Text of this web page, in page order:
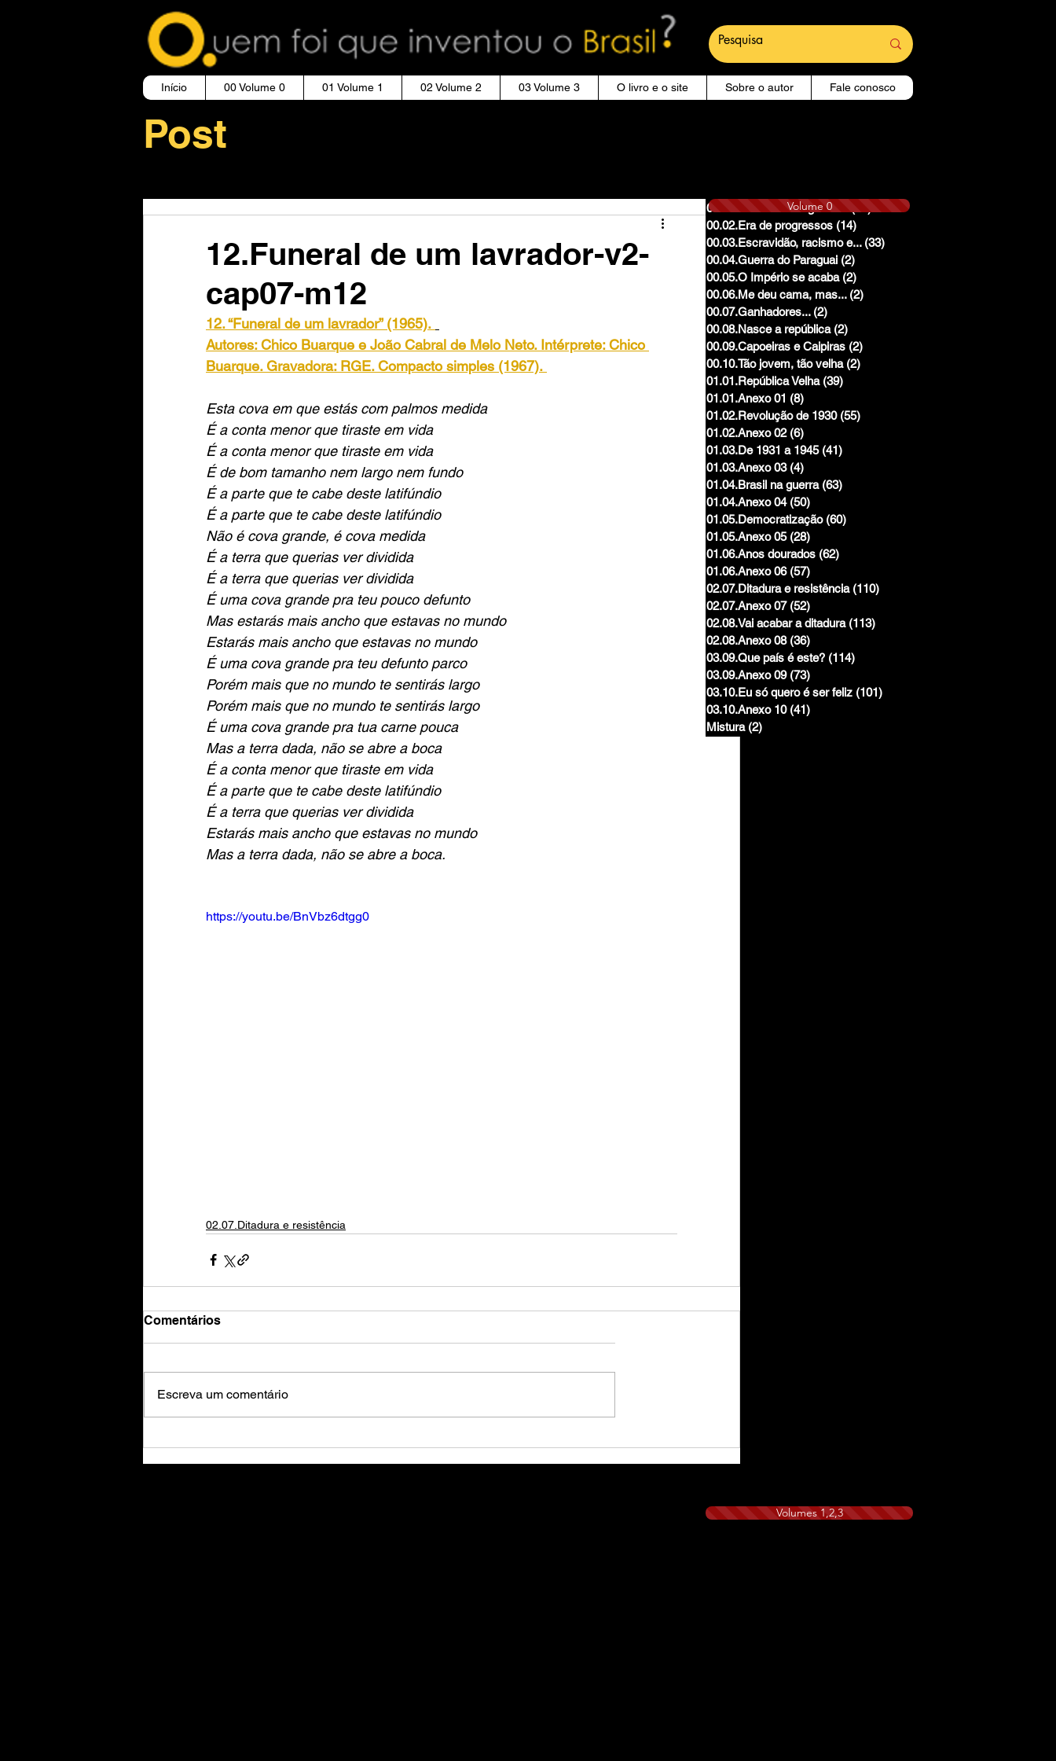
Início 00 Volume 0 01 Volume 1 02 Volume 2 03 Volume 3 O livro e o site Sobre o autor Fale conosco
Post
12.Funeral de um lavrador-v2-
cap07-m12
12. “Funeral de um lavrador” (1965).
Autores: Chico Buarque e João Cabral de Melo Neto. Intérprete: Chico
Buarque. Gravadora: RGE. Compacto simples (1967).
Esta cova em que estás com palmos medida
É a conta menor que tiraste em vida
É a conta menor que tiraste em vida
É de bom tamanho nem largo nem fundo
É a parte que te cabe deste latifúndio
É a parte que te cabe deste latifúndio
Não é cova grande, é cova medida
É a terra que querias ver dividida
É a terra que querias ver dividida
É uma cova grande pra teu pouco defunto
Mas estarás mais ancho que estavas no mundo
Estarás mais ancho que estavas no mundo
É uma cova grande pra teu defunto parco
Porém mais que no mundo te sentirás largo
Porém mais que no mundo te sentirás largo
É uma cova grande pra tua carne pouca
Mas a terra dada, não se abre a boca
É a conta menor que tiraste em vida
É a parte que te cabe deste latifúndio
É a terra que querias ver dividida
Estarás mais ancho que estavas no mundo
Mas a terra dada, não se abre a boca.
https://youtu.be/BnVbz6dtgg0
02.07.Ditadura e resistência
Comentários
Escreva um comentário
00.01.Reinado e Regencias
14 posts
00.02.Era de progressos (14)
00.03.Escravidão, racismo e... (33)
00.04.Guerra do Paraguai (2)
00.05.O Império se acaba (2)
00.06.Me deu cama, mas... (2)
00.07.Ganhadores... (2)
00.08.Nasce a república (2)
00.09.Capoeiras e Caipiras (2)
00.10.Tão jovem, tão velha (2)
01.01.República Velha (39)
01.01.Anexo 01 (8)
01.02.Revolução de 1930 (55)
01.02.Anexo 02 (6)
01.03.De 1931 a 1945 (41)
01.03.Anexo 03 (4)
01.04.Brasil na guerra (63)
01.04.Anexo 04 (50)
01.05.Democratização (60)
01.05.Anexo 05 (28)
01.06.Anos dourados (62)
01.06.Anexo 06 (57)
02.07.Ditadura e resistência (110)
02.07.Anexo 07 (52)
02.08.Vai acabar a ditadura (113)
02.08.Anexo 08 (36)
03.09.Que país é este? (114)
03.09.Anexo 09 (73)
03.10.Eu só quero é ser feliz (101)
03.10.Anexo 10 (41)
Mistura (2)
Volume 0
Volumes 1,2,3